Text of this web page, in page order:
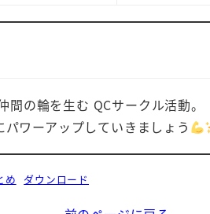
の輪を生む QCサークル活動。
ワーアップしていきましょう
め ダウンロード